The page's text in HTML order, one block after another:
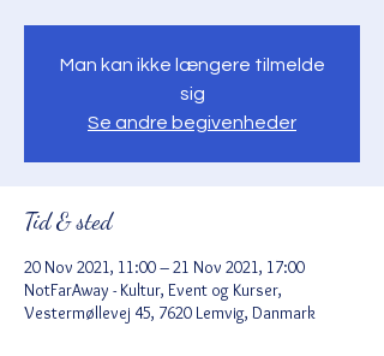
Man kan ikke længere tilmelde
sig
Se andre begivenheder
Tid & sted
20 Nov 2021, 11:00 – 21 Nov 2021, 17:00
NotFarAway - Kultur, Event og Kurser,
Vestermøllevej 45, 7620 Lemvig, Danmark